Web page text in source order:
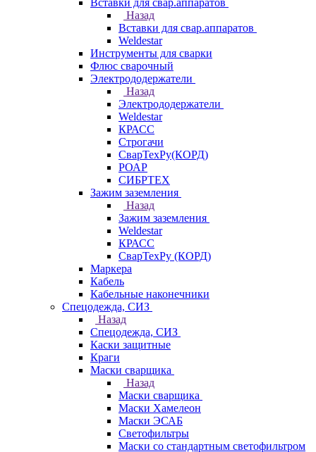
Вставки для свар.аппаратов
Назад
Вставки для свар.аппаратов
Weldestar
Инструменты для сварки
Флюс сварочный
Электрододержатели
Назад
Электрододержатели
Weldestar
КРАСС
Строгачи
СварТехРу(КОРД)
РОАР
СИБРТЕХ
Зажим заземления
Назад
Зажим заземления
Weldestar
КРАСС
СварТехРу (КОРД)
Маркера
Кабель
Кабельные наконечники
Спецодежда, СИЗ
Назад
Спецодежда, СИЗ
Каски защитные
Краги
Маски сварщика
Назад
Маски сварщика
Маски Хамелеон
Маски ЭСАБ
Светофильтры
Маски со стандартным светофильтром